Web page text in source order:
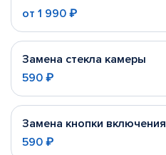
от 1 990 ₽
Замена стекла камеры
590 ₽
Замена кнопки включения
590 ₽